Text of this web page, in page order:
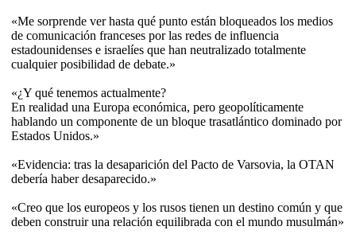
«Me sorprende ver hasta qué punto están bloqueados los medios
de comunicación franceses por las redes de influencia
estadounidenses e israelíes que han neutralizado totalmente
cualquier posibilidad de debate.»
«¿Y qué tenemos actualmente?
En realidad una Europa económica, pero geopolíticamente
hablando un componente de un bloque trasatlántico dominado por
Estados Unidos.»
«Evidencia: tras la desaparición del Pacto de Varsovia, la OTAN
debería haber desaparecido.»
«Creo que los europeos y los rusos tienen un destino común y que
deben construir una relación equilibrada con el mundo musulmán»